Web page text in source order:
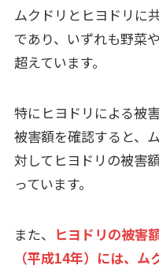
ムクドリとヒヨドリに
であり、いずれも野菜
超えています。
特にヒヨドリによる被
被害額を確認すると、
対してヒヨドリの被害
っています。
また、 ヒヨドリの被害
（平成14年）には、